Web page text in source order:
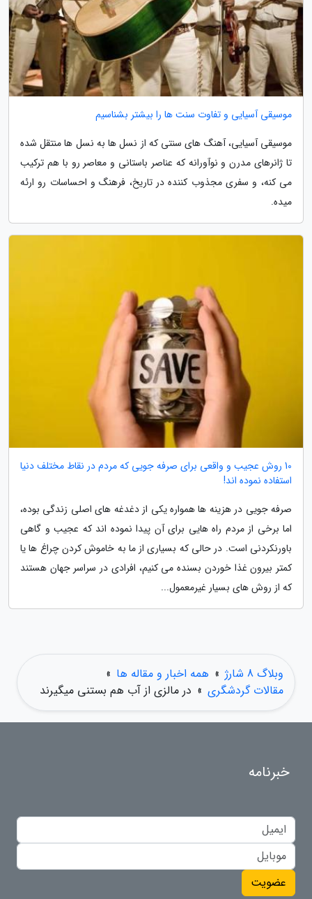
موسیقی آسیایی و تفاوت سنت ها را بیشتر بشناسیم
موسیقی آسیایی، آهنگ های سنتی که از نسل ها به نسل ها منتقل شده
تا ژانرهای مدرن و نوآورانه که عناصر باستانی و معاصر رو با هم ترکیب
می کنه، و سفری مجذوب کننده در تاریخ، فرهنگ و احساسات رو ارئه
میده.
10 روش عجیب و واقعی برای صرفه جویی که مردم در نقاط مختلف دنیا
استفاده نموده اند!
صرفه جویی در هزینه ها همواره یکی از دغدغه های اصلی زندگی بوده،
اما برخی از مردم راه هایی برای آن پیدا نموده اند که عجیب و گاهی
باورنکردنی است. در حالی که بسیاری از ما به خاموش کردن چراغ ها یا
کمتر بیرون غذا خوردن بسنده می کنیم، افرادی در سراسر جهان هستند
که از روش های بسیار غیرمعمول...
وبلاگ 8 شارژ » همه اخبار و مقاله ها »
مقالات گردشگری » در مالزی از آب هم بستنی میگیرند
خبرنامه
عضویت